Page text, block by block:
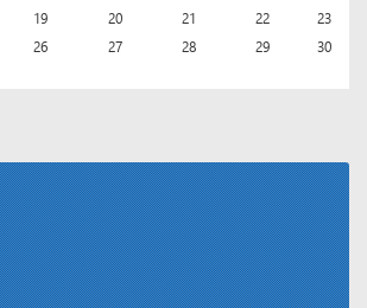
19 20 21 22
23
26 27 28 29
30